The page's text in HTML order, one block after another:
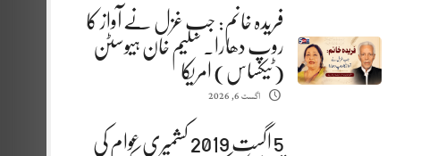
فریدہ خانم: جب غزل نے آواز کا
روپ دھارا. سلیم خان ہیوسٹن
(ٹیکساس) امریکا
اگست 6, 2026
5 اگست 2019 کشمیری عوام کی